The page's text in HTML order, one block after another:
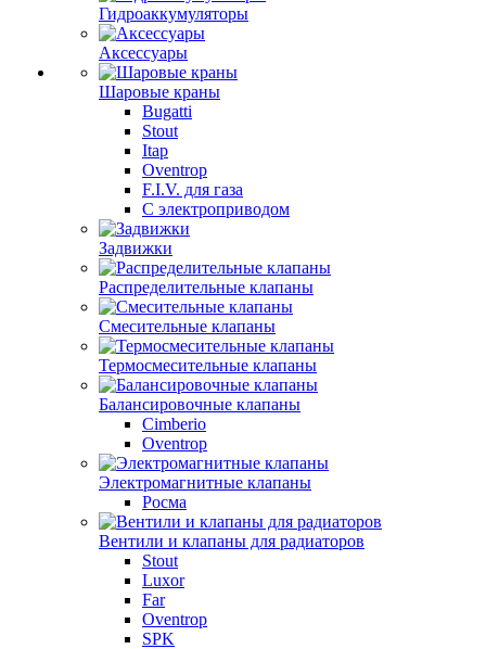
Гидроаккумуляторы
Аксессуары
Шаровые краны
Bugatti
Stout
Itap
Oventrop
F.I.V. для газа
С электроприводом
Задвижки
Распределительные клапаны
Cмесительные клапаны
Термосмесительные клапаны
Балансировочные клапаны
Cimberio
Oventrop
Электромагнитные клапаны
Росма
Вентили и клапаны для радиаторов
Stout
Luxor
Far
Oventrop
SPK